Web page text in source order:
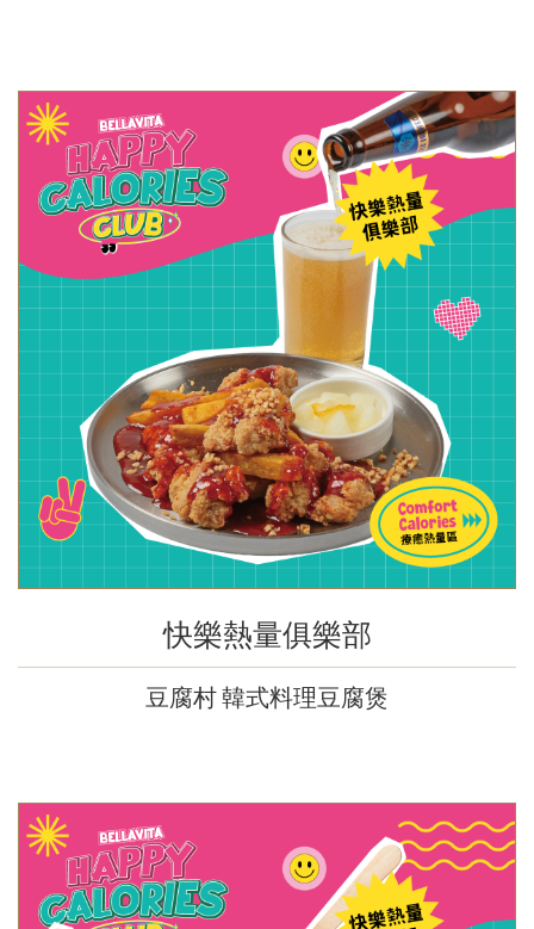
快樂熱量俱樂部
豆腐村 韓式料理豆腐煲